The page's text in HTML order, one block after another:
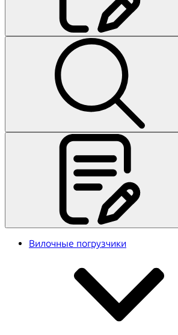
Вилочные погрузчики